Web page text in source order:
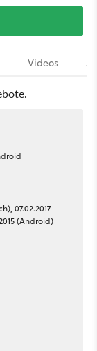
Videos
07.02.2017
(Android)